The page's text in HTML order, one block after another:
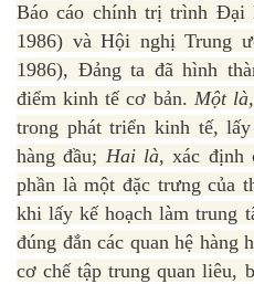
Báo cáo chính trị trình
1986) và Hội nghị Trung
1986), Đảng ta đã hình
điểm kinh tế cơ bản. Một là,
trong phát triển kinh tế,
hàng đầu; Hai là, xác định
phần là một đặc trưng của
khi lấy kế hoạch làm trung
đúng đắn các quan hệ hàng
cơ chế tập trung quan liêu,